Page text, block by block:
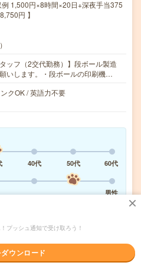
1,500円×8時間×20日+深夜手当375
円 】
ッフ（2交代勤務）】段ボール製造
いします。・段ボールの印刷機…
クOK / 英語力不要
40代 50代
60代
男性
へ進む
プッシュ通知で受け取ろう！
ウンロード